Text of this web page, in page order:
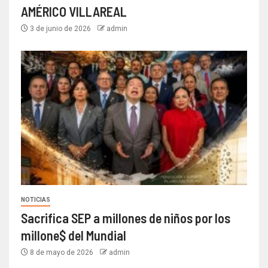
AMÉRICO VILLAREAL
3 de junio de 2026 admin
NOTICIAS
Sacrifica SEP a millones de niños por los
millone$ del Mundial
8 de mayo de 2026 admin